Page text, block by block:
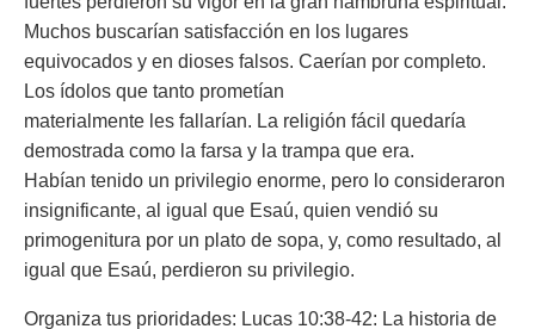
Muchos buscarían satisfacción en los lugares
equivocados y en dioses falsos. Caerían por completo.
Los ídolos que tanto prometían
materialmente les fallarían. La religión fácil quedaría
demostrada como la farsa y la trampa que era.
Habían tenido un privilegio enorme, pero lo consideraron
insignificante, al igual que Esaú, quien vendió su
primogenitura por un plato de sopa, y, como resultado, al
igual que Esaú, perdieron su privilegio.
Organiza tus prioridades: Lucas 10:38-42: La historia de